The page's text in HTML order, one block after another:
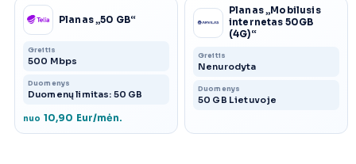
Planas „50 GB“
Greitis
500 Mbps
Duomenys
Duomenų limitas: 50 GB
nuo 10,90 Eur/mėn.
Planas „Mobilusis
internetas 50GB
(4G)“
Greitis
Nenurodyta
Duomenys
50 GB Lietuvoje